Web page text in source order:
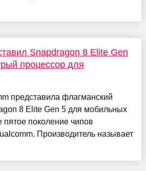
Snapdragon 8 Elite Gen
процессор для
представила флагманский
8 Elite Gen 5 для мобильных
пятое поколение чипов
Производитель называет